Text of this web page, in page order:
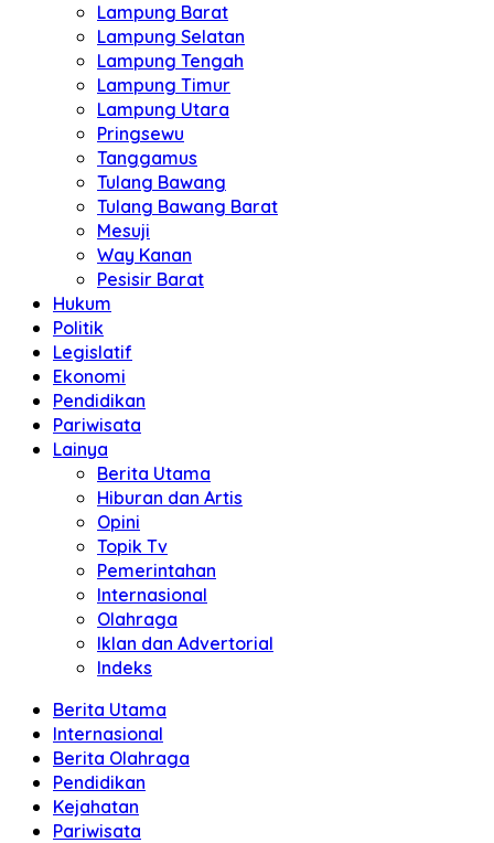
Lampung Barat
Lampung Selatan
Lampung Tengah
Lampung Timur
Lampung Utara
Pringsewu
Tanggamus
Tulang Bawang
Tulang Bawang Barat
Mesuji
Way Kanan
Pesisir Barat
Hukum
Politik
Legislatif
Ekonomi
Pendidikan
Pariwisata
Lainya
Berita Utama
Hiburan dan Artis
Opini
Topik Tv
Pemerintahan
Internasional
Olahraga
Iklan dan Advertorial
Indeks
Berita Utama
Internasional
Berita Olahraga
Pendidikan
Kejahatan
Pariwisata